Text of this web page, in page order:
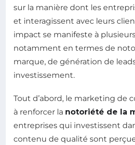
sur la manière dont les
et interagissent avec leurs
impact se manifeste à
notamment en termes de
marque, de génération de
investissement.
Tout d’abord, le marketing de
à renforcer la notoriété de la
entreprises qui investissent
contenu de qualité sont